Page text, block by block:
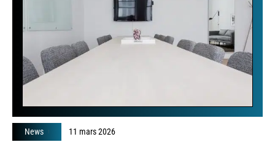
News 11 mars 2026